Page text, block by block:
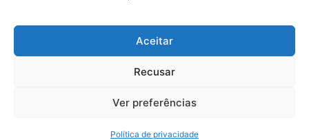
Aceitar
Recusar
Ver preferências
Política de privacidade
+55 (11) 3254-7680
Reforma Tributária Expert